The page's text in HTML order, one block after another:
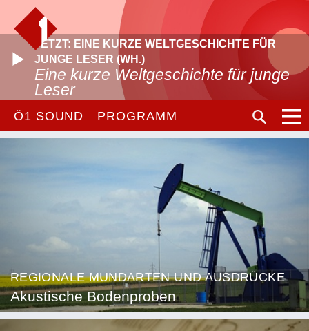
JETZT: EINE KURZE WELTGESCHICHTE FÜR
JUNGE LESER (WH.)
Eine kurze Weltgeschichte für junge
Leser
Ö1 SOUND PROGRAMM
REGIONALE MUNDARTEN UND AUSDRÜCKE
Akustische Bodenproben